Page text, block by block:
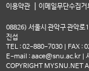
이용약관 이메일무단수집거
08826) 서울시 관악구 관악로
진섭
TEL : 02-880-7030 | FAX :
E-mail : aace@snu.ac.kr |
COPYRIGHT MYSNU.NET